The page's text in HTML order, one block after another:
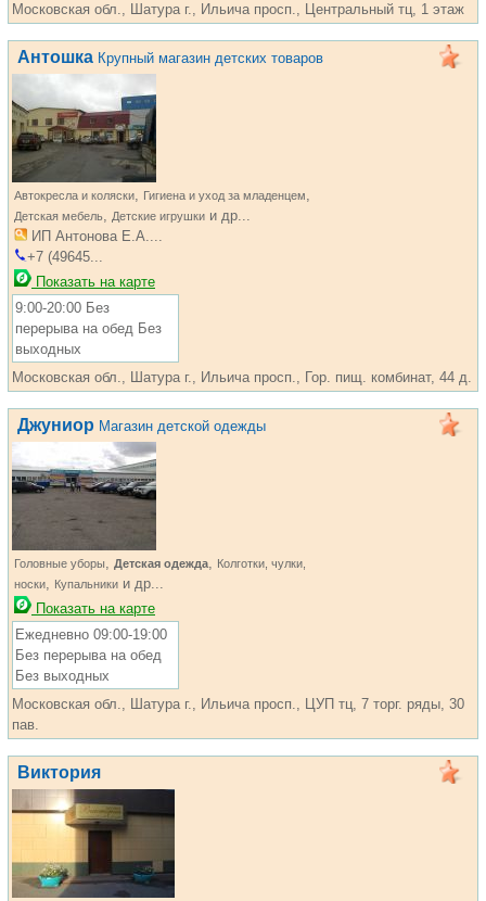
Московская обл., Шатура г., Ильича просп., Центральный тц, 1 этаж
Антошка Крупный магазин детских товаров
Автокресла и коляски, Гигиена и уход за младенцем,
Детская мебель, Детские игрушки и др...
ИП Антонова Е.А....
+7 (49645...
Показать на карте
9:00-20:00 Без
перерыва на обед Без
выходных
Московская обл., Шатура г., Ильича просп., Гор. пищ. комбинат, 44 д.
Джуниор Магазин детской одежды
Головные уборы, Детская одежда, Колготки, чулки,
носки, Купальники и др...
Показать на карте
Ежедневно 09:00-19:00
Без перерыва на обед
Без выходных
Московская обл., Шатура г., Ильича просп., ЦУП тц, 7 торг. ряды, 30
пав.
Виктория